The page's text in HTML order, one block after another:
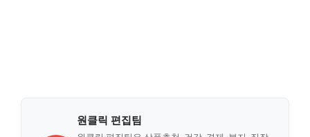
원클릭 편집팀